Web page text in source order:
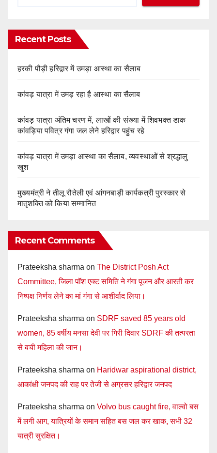
Recent Posts
हरकी पौड़ी हरिद्वार में उमड़ा आस्था का सैलाब
कांवड़ यात्रा में उमड़ रहा है आस्था का सैलाब
कांवड़ यात्रा अंतिम चरण में, लाखों की संख्या में शिवभक्त डाक
कांवड़िया पवित्र गंगा जल लेने हरिद्वार पहुंच रहे
कांवड़ यात्रा में उमड़ा आस्था का सैलाब, व्यवस्थाओं से श्रद्धालु
खुश
मुख्यमंत्री ने तीलू रौतेली एवं आंगनबाड़ी कार्यकत्री पुरस्कार से
मातृशक्ति को किया सम्मानित
Recent Comments
Prateeksha sharma on The District Posh Act
Committee, जिला पॉश एक्ट समिति ने गंगा पूजन और आरती कर
निष्पक्ष निर्णय लेने का मां गंगा से आशीर्वाद लिया।
Prateeksha sharma on SDRF saved 85 years old
women, 85 वर्षीय मनसा देवी पर गिरी दिवार SDRF की तत्परता
से बची महिला की जान।
Prateeksha sharma on Haridwar aspirational district,
आकांक्षी जनपद की राह पर तेजी से अग्रसर हरिद्वार जनपद
Prateeksha sharma on Volvo bus caught fire, वाल्वो बस
में लगी आग, यात्रियों के समान सहित बस जल कर खाक, सभी 32
यात्री सुरक्षित।